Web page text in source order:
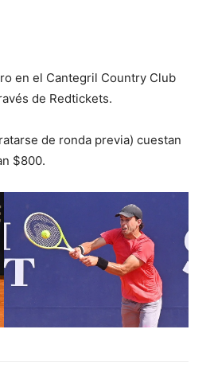
en el Cantegril Country Club
de Redtickets.
de ronda previa) cuestan
$800.